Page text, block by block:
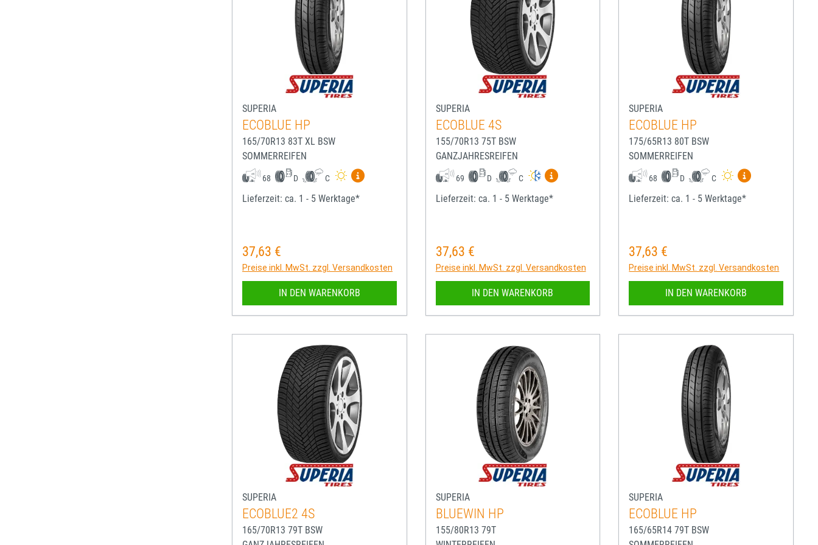
SUPERIA
ECOBLUE HP
165/70R13 83T XL BSW
SOMMERREIFEN
68 D C
Mehr Informationen zum EU-Reifenlabel anzeigen
Lieferzeit: ca. 1 - 5 Werktage*
Regulärer Preis:
37,63 €
Preise inkl. MwSt. zzgl. Versandkosten
IN DEN WARENKORB
SUPERIA
ECOBLUE 4S
155/70R13 75T BSW
GANZJAHRESREIFEN
69 D C
Mehr Informationen zum EU-Reifenlabel anzeigen
Lieferzeit: ca. 1 - 5 Werktage*
Regulärer Preis:
37,63 €
Preise inkl. MwSt. zzgl. Versandkosten
IN DEN WARENKORB
SUPERIA
ECOBLUE HP
175/65R13 80T BSW
SOMMERREIFEN
68 D C
Mehr
Lieferzeit: ca. 1 - 5 Werktage*
Regulärer Preis:
37,63 €
Preise inkl. MwSt. zzgl. Versandkosten
IN DEN WARENKORB
SUPERIA
ECOBLUE2 4S
165/70R13 79T BSW
SUPERIA
BLUEWIN HP
155/80R13 79T
SUPERIA
ECOBLUE HP
165/65R14 79T BSW